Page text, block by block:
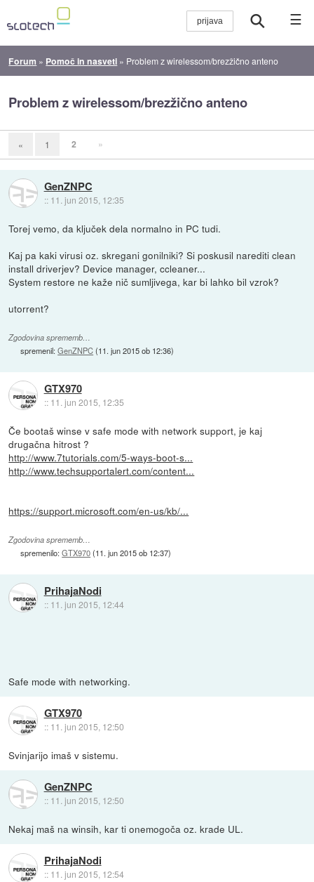
☰
Forum » Pomoč in nasveti » Problem z wirelessom/brezžično anteno
Problem z wirelessom/brezžično anteno
« 1 2 »
GenZNPC
:: 11. jun 2015, 12:35
Torej vemo, da ključek dela normalno in PC tudi.
Kaj pa kaki virusi oz. skregani gonilniki? Si poskusil narediti clean
install driverjev? Device manager, ccleaner...
System restore ne kaže nič sumljivega, kar bi lahko bil vzrok?
utorrent?
Zgodovina sprememb…
spremenil:GenZNPC(11. jun 2015 ob 12:36)
GTX970
:: 11. jun 2015, 12:35
Če bootaš winse v safe mode with network support, je kaj
drugačna hitrost ?
http://www.7tutorials.com/5-ways-boot-s...
http://www.techsupportalert.com/content...
https://support.microsoft.com/en-us/kb/...
Zgodovina sprememb…
spremenilo:GTX970(11. jun 2015 ob 12:37)
PrihajaNodi
:: 11. jun 2015, 12:44
Safe mode with networking.
GTX970
:: 11. jun 2015, 12:50
Svinjarijo imaš v sistemu.
GenZNPC
:: 11. jun 2015, 12:50
Nekaj maš na winsih, kar ti onemogoča oz. krade UL.
PrihajaNodi
:: 11. jun 2015, 12:54